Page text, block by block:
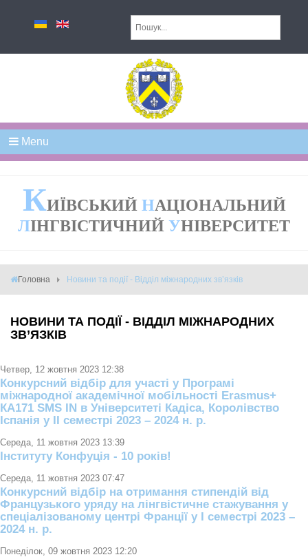
Menu
КИЇВСЬКИЙ НАЦІОНАЛЬНИЙ
ЛІНГВІСТИЧНИЙ УНІВЕРСИТЕТ
Головна Новини та події - Відділ міжнародних зв’язків
НОВИНИ ТА ПОДІЇ - ВІДДІЛ МІЖНАРОДНИХ
ЗВ’ЯЗКІВ
Четвер, 12 жовтня 2023 12:38
Конкурсний відбір для участі у Програмі
міжнародної академічної мобільності Erasmus+
КА171 SMS IN в Університеті Кадіса, Королівство
Іспанія у ІІ семестрі 2023 – 2024 н. р.
Середа, 11 жовтня 2023 13:39
Інституту Конфуція - 10 років!
Середа, 11 жовтня 2023 07:47
Конкурсний відбір на отримання стипендій від
Французького уряду на лінгвістичне стажування у
спеціалізованому центрі Франції у І семестрі 2023 –
2024 н. р.
Понеділок, 09 жовтня 2023 12:20